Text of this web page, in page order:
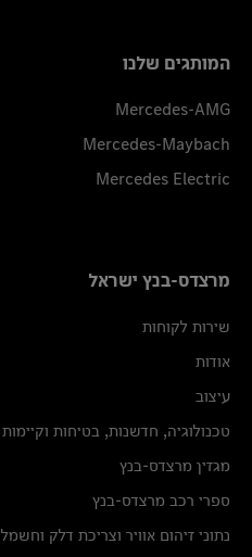
המותגים שלנו
Mercedes-AMG
Mercedes-Maybach
Mercedes Electric
מרצדס-בנץ ישראל
שירות לקוחות
אודות
עיצוב
טכנולוגיה, חדשנות, בטיחות וקיימות
מגזין מרצדס-בנץ
ספרי רכב מרצדס-בנץ
נתוני זיהום אוויר וצריכת דלק וחשמל